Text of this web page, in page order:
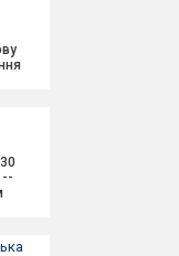
--